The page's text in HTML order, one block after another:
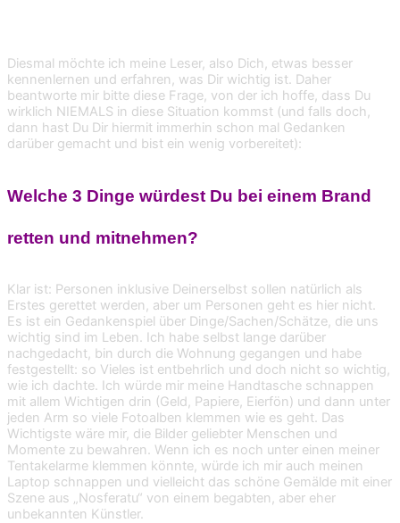
Diesmal möchte ich meine Leser, also Dich, etwas besser
kennenlernen und erfahren, was Dir wichtig ist. Daher
beantworte mir bitte diese Frage, von der ich hoffe, dass Du
wirklich NIEMALS in diese Situation kommst (und falls doch,
dann hast Du Dir hiermit immerhin schon mal Gedanken
darüber gemacht und bist ein wenig vorbereitet):
Welche 3 Dinge würdest Du bei einem Brand
retten und mitnehmen?
Klar ist: Personen inklusive Deinerselbst sollen natürlich als
Erstes gerettet werden, aber um Personen geht es hier nicht.
Es ist ein Gedankenspiel über Dinge/Sachen/Schätze, die uns
wichtig sind im Leben. Ich habe selbst lange darüber
nachgedacht, bin durch die Wohnung gegangen und habe
festgestellt: so Vieles ist entbehrlich und doch nicht so wichtig,
wie ich dachte. Ich würde mir meine Handtasche schnappen
mit allem Wichtigen drin (Geld, Papiere, Eierfön) und dann unter
jeden Arm so viele Fotoalben klemmen wie es geht. Das
Wichtigste wäre mir, die Bilder geliebter Menschen und
Momente zu bewahren. Wenn ich es noch unter einen meiner
Tentakelarme klemmen könnte, würde ich mir auch meinen
Laptop schnappen und vielleicht das schöne Gemälde mit einer
Szene aus „Nosferatu“ von einem begabten, aber eher
unbekannten Künstler.